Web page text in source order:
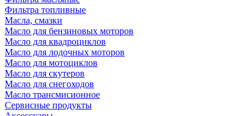
Фильтра топливные
Масла, смазки
Масло для бензиновых моторов
Масло для квадроциклов
Масло для лодочных моторов
Масло для мотоциклов
Масло для скутеров
Масло для снегоходов
Масло трансмисионное
Сервисные продукты